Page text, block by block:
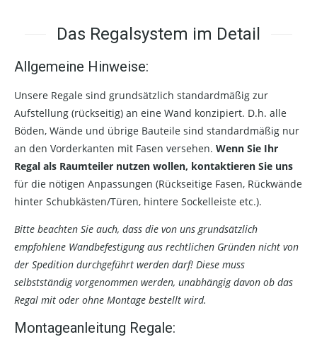
Das Regalsystem im Detail
Allgemeine Hinweise:
Unsere Regale sind grundsätzlich standardmäßig zur
Aufstellung (rückseitig) an eine Wand konzipiert. D.h. alle
Böden, Wände und übrige Bauteile sind standardmäßig nur
an den Vorderkanten mit Fasen versehen. Wenn Sie Ihr
Regal als Raumteiler nutzen wollen, kontaktieren Sie uns
für die nötigen Anpassungen (Rückseitige Fasen, Rückwände
hinter Schubkästen/Türen, hintere Sockelleiste etc.).
Bitte beachten Sie auch, dass die von uns grundsätzlich
empfohlene Wandbefestigung aus rechtlichen Gründen nicht von
der Spedition durchgeführt werden darf! Diese muss
selbstständig vorgenommen werden, unabhängig davon ob das
Regal mit oder ohne Montage bestellt wird.
Montageanleitung Regale: